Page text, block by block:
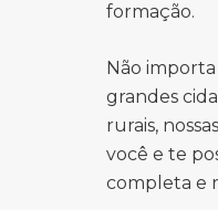
formação.
Não
grandes
rurais,
você e te
completa e